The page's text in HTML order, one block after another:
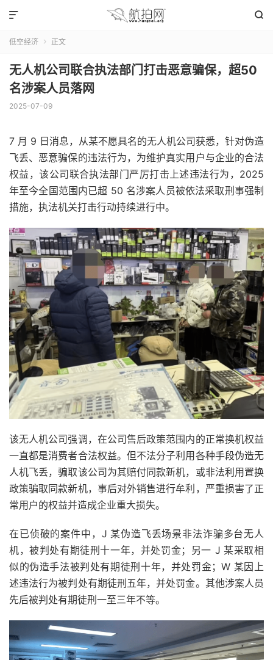


低空经济  正文
无人机公司联合执法部门打击恶意骗保，超50
名涉案人员落网
2025-07-09
7 月 9 日消息，从某不愿具名的无人机公司获悉，针对伪造
飞丢、恶意骗保的违法行为，为维护真实用户与企业的合法
权益，该公司联合执法部门严厉打击上述违法行为，2025
年至今全国范围内已超 50 名涉案人员被依法采取刑事强制
措施，执法机关打击行动持续进行中。
该无人机公司强调，在公司售后政策范围内的正常换机权益
一直都是消费者合法权益。但不法分子利用各种手段伪造无
人机飞丢，骗取该公司为其赔付同款新机，或非法利用置换
政策骗取同款新机，事后对外销售进行牟利，严重损害了正
常用户的权益并造成企业重大损失。
在已侦破的案件中，J 某伪造飞丢场景非法诈骗多台无人
机，被判处有期徒刑十一年，并处罚金；另一 J 某采取相
似的伪造手法被判处有期徒刑十年，并处罚金；W 某因上
述违法行为被判处有期徒刑五年，并处罚金。其他涉案人员
先后被判处有期徒刑一至三年不等。